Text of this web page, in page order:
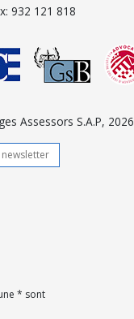
932 121 818
Assessors S.A.P, 2026
* sont